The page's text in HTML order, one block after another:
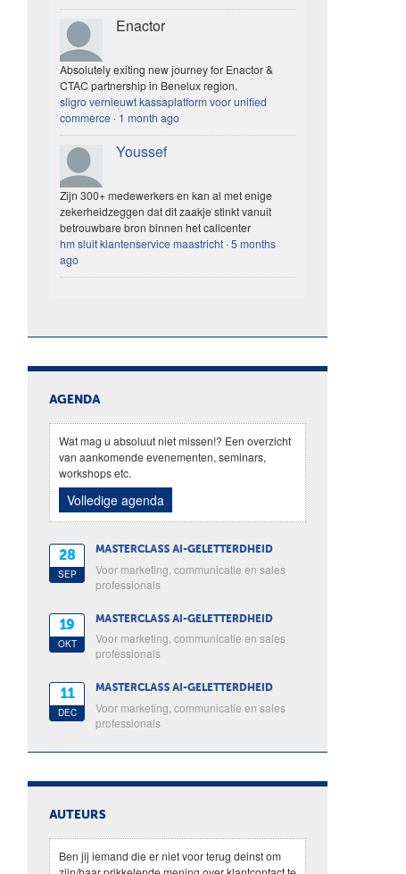
Enactor
Absolutely exiting new journey for Enactor &
CTAC partnership in Benelux region.
sligro vernieuwt kassaplatform voor unified
commerce · 1 month ago
Youssef
Zijn 300+ medewerkers en kan al met enige
zekerheidzeggen dat dit zaakje stinkt vanuit
betrouwbare bron binnen het callcenter
hm sluit klantenservice maastricht ·5 months
ago
AGENDA
Wat mag u absoluut niet missen!? Een overzicht
van aankomende evenementen, seminars,
workshops etc.
Volledige agenda
28
SEP
MASTERCLASS AI-GELETTERDHEID
Voor marketing, communicatie en sales
professionals
19
OKT
MASTERCLASS AI-GELETTERDHEID
Voor marketing, communicatie en sales
professionals
11
DEC
MASTERCLASS AI-GELETTERDHEID
Voor marketing, communicatie en sales
professionals
AUTEURS
Ben jij iemand die er niet voor terug deinst om